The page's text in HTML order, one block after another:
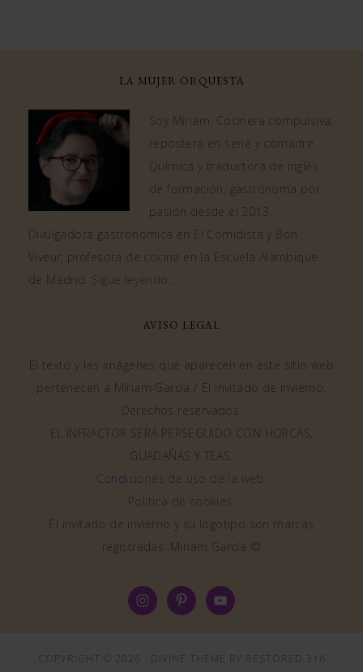
LA MUJER ORQUESTA
Soy Miriam. Cocinera compulsiva,
repostera en serie y comadre.
Química y traductora de inglés
de formación, gastrónoma por
pasión desde el 2013.
Divulgadora gastronómica en El Comidista y Bon
Viveur, profesora de cocina en la Escuela Alambique
de Madrid. Sigue leyendo…
AVISO LEGAL
El texto y las imágenes que aparecen en este sitio web
pertenecen a Miriam García / El invitado de invierno.
Derechos reservados.
EL INFRACTOR SERÁ PERSEGUIDO CON HORCAS,
GUADAÑAS Y TEAS.
Condiciones de uso de la web
Política de cookies
El invitado de invierno y su logotipo son marcas
registradas. Miriam García ©
COPYRIGHT © 2026 · DIVINE THEME BY RESTORED 316